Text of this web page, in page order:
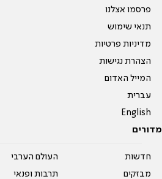
פרסמו אצלנו
תנאי שימוש
מדיניות פרטיות
הצהרת נגישות
המייל האדום
עברית
English
מדורים
חדשות
מבזקים
העולם הערבי
תרבות ופנאי